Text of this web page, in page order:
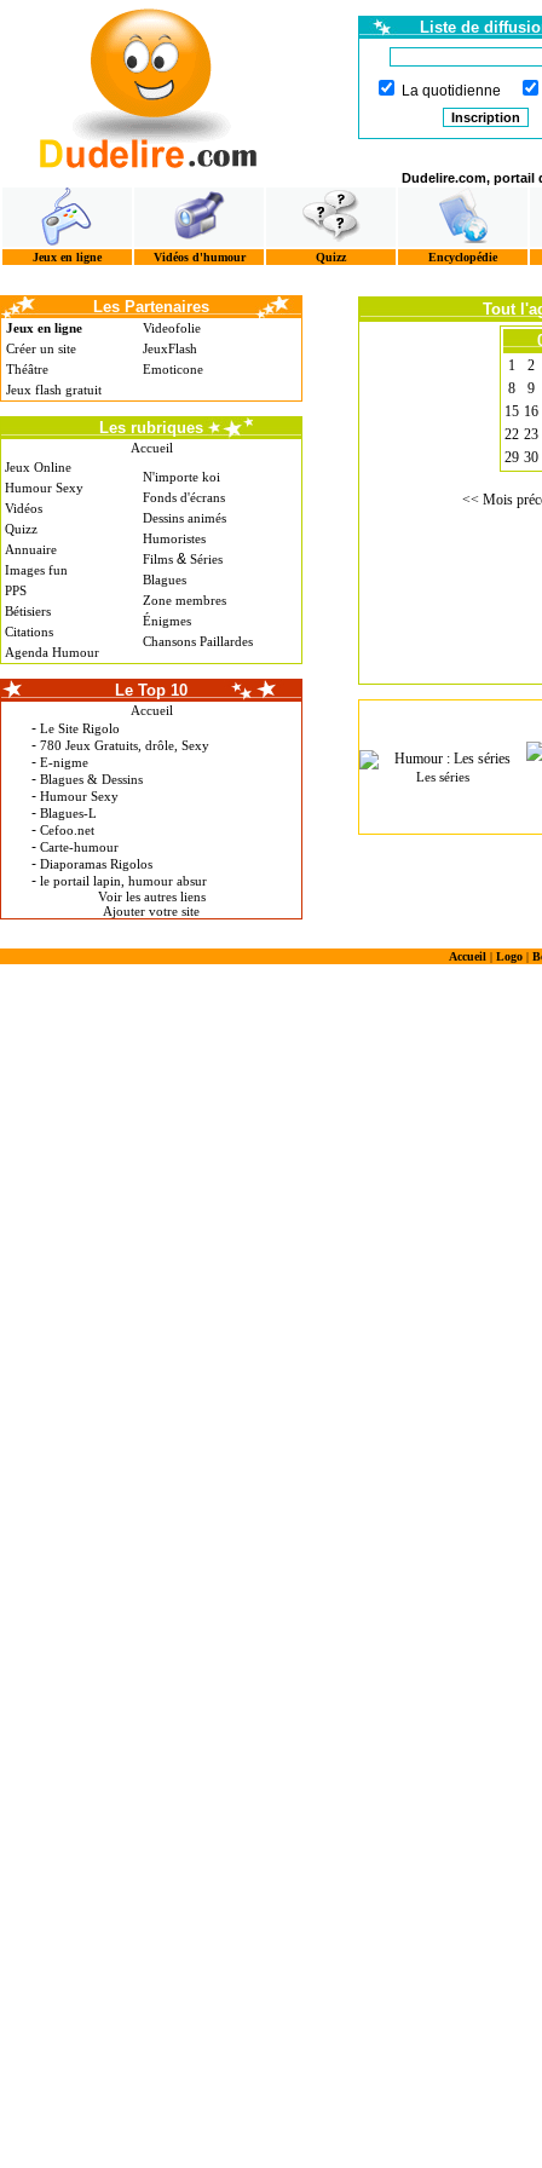
Liste de
La quotidienne
Dudelire.com, portail
Jeux en ligne Vidéos d'humour Quizz Encyclopédie
Les Partenaires
Jeux en ligne
Créer un site
Théâtre
Jeux flash gratuit
Videofolie
JeuxFlash
Emoticone
Les rubriques
Accueil
Jeux Online
Humour Sexy
Vidéos
Quizz
Annuaire
Images fun
PPS
Bétisiers
Citations
Agenda Humour
N'importe koi
Fonds d'écrans
Dessins animés
Humoristes
Films & Séries
Blagues
Zone membres
Énigmes
Chansons Paillardes
Le Top 10
Accueil
- Le Site Rigolo
- 780 Jeux Gratuits, drôle, Sexy
- E-nigme
- Blagues & Dessins
- Humour Sexy
- Blagues-L
- Cefoo.net
- Carte-humour
- Diaporamas Rigolos
- le portail lapin, humour absur
Voir les autres liens
Ajouter votre site
Tout
1
2
8
9
15 16
22 23
29 30
<< Mois
Les séries
Accueil| Logo|